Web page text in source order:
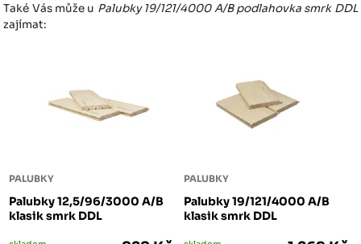
Také Vás může u Palubky 19/121/4000 A/B podlahovka smrk DDL
zajímat:
PALUBKY
Palubky 12,5/96/3000 A/B
klasik smrk DDL
PALUBKY
Palubky 19/121/4000 A/B
klasik smrk DDL